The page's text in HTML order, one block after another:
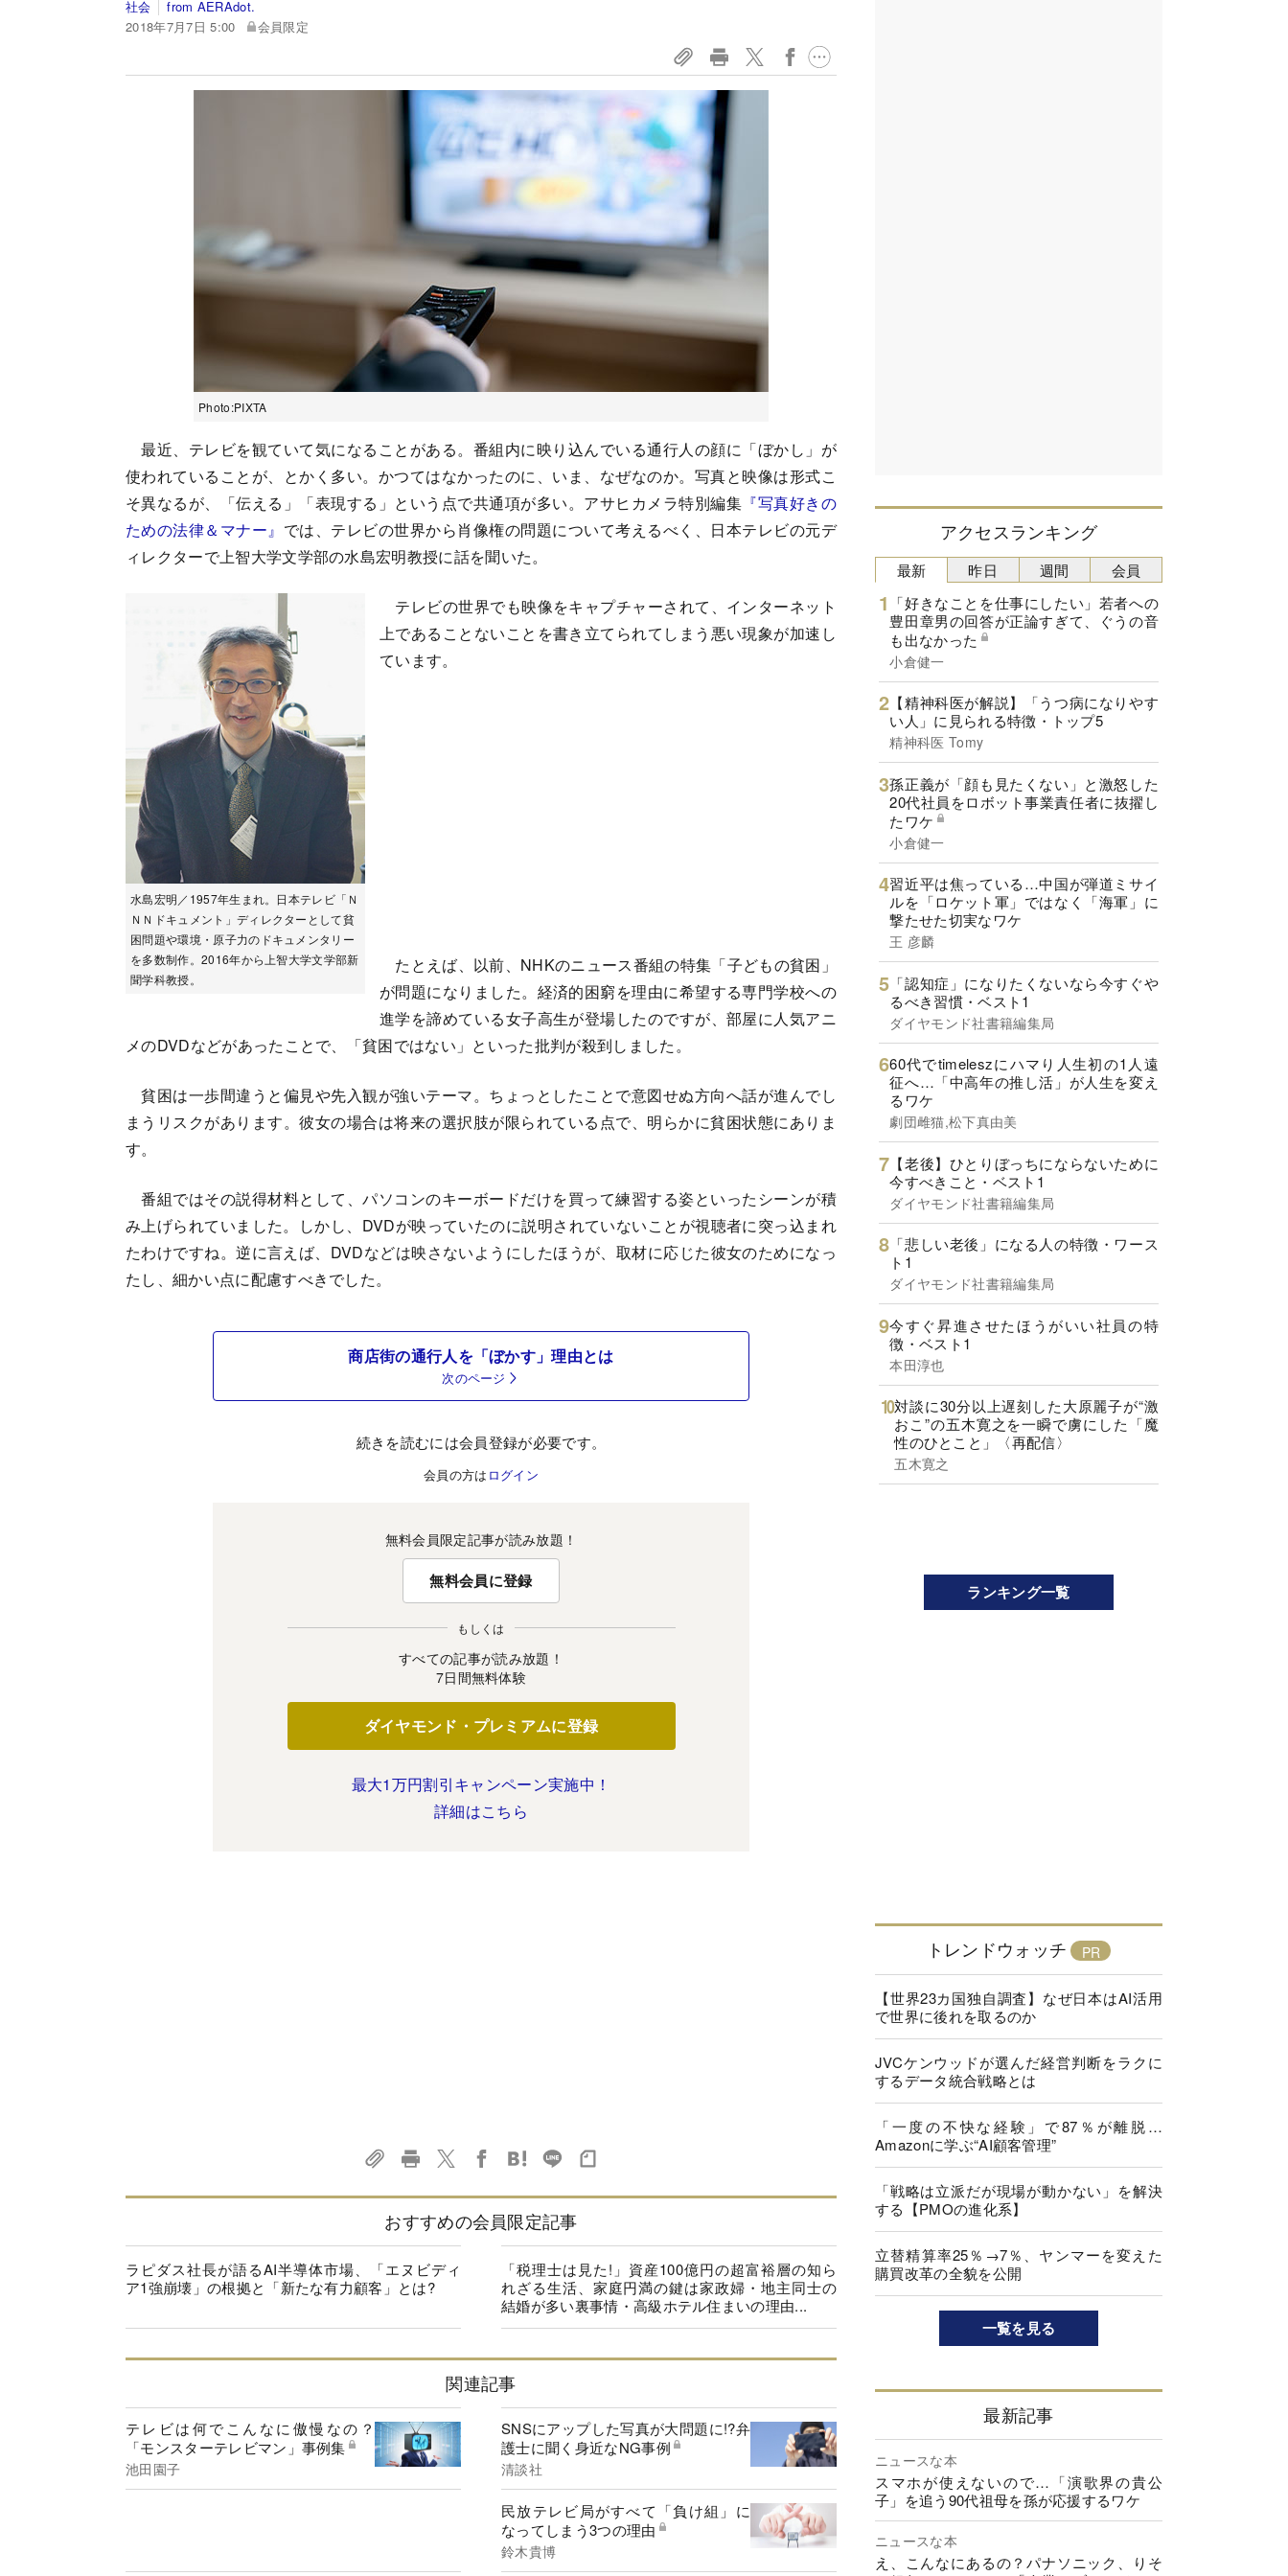
社会
from AERAdot.
2018年7月7日 5:00
会員限定
Photo:PIXTA
最近、テレビを観ていて気になることがある。番組内に映り込んでいる通行人の顔に「ぼかし」が
使われていることが、とかく多い。かつてはなかったのに、いま、なぜなのか。写真と映像は形式こ
そ異なるが、「伝える」「表現する」という点で共通項が多い。アサヒカメラ特別編集 『写真好きの
ための法律＆マナー』 では、テレビの世界から肖像権の問題について考えるべく、日本テレビの元デ
ィレクターで上智大学文学部の水島宏明教授に話を聞いた。
水島宏明／1957年生まれ。日本テレビ「Ｎ
ＮＮドキュメント」ディレクターとして貧
困問題や環境・原子力のドキュメンタリー
を多数制作。2016年から上智大学文学部新
聞学科教授。
テレビの世界でも映像をキャプチャーされて、インターネット
上であることないことを書き立てられてしまう悪い現象が加速し
ています。
たとえば、以前、NHKのニュース番組の特集「子どもの貧困」
が問題になりました。経済的困窮を理由に希望する専門学校への
進学を諦めている女子高生が登場したのですが、部屋に人気アニ
メのDVDなどがあったことで、「貧困ではない」といった批判が殺到しました。
貧困は一歩間違うと偏見や先入観が強いテーマ。ちょっとしたことで意図せぬ方向へ話が進んでし
まうリスクがあります。彼女の場合は将来の選択肢が限られている点で、明らかに貧困状態にありま
す。
番組ではその説得材料として、パソコンのキーボードだけを買って練習する姿といったシーンが積
み上げられていました。しかし、DVDが映っていたのに説明されていないことが視聴者に突っ込まれ
たわけですね。逆に言えば、DVDなどは映さないようにしたほうが、取材に応じた彼女のためになっ
たし、細かい点に配慮すべきでした。
商店街の通行人を「ぼかす」理由とは
次のページ
続きを読むには会員登録が必要です。
会員の方は ログイン
無料会員限定記事が読み放題！
無料会員に登録
もしくは
すべての記事が読み放題！
7日間無料体験
ダイヤモンド・プレミアムに登録
最大1万円割引キャンペーン実施中！
詳細はこちら
おすすめの会員限定記事
ラピダス社長が語るAI半導体市場、「エヌビディ
ア1強崩壊」の根拠と「新たな有力顧客」とは?
「税理士は見た!」資産100億円の超富裕層の知ら
れざる生活、家庭円満の鍵は家政婦・地主同士の
結婚が多い裏事情・高級ホテル住まいの理由...
関連記事
テレビは何でこんなに傲慢なの？
「モンスターテレビマン」事例集
池田園子
SNSにアップした写真が大問題に!?弁
護士に聞く身近なNG事例
清談社
民放テレビ局がすべて「負け組」に
なってしまう3つの理由
鈴木貴博
アクセスランキング
最新
「好きなことを仕事にしたい」若者への
豊田章男の回答が正論すぎて、ぐうの音
も出なかった
小倉健一
【精神科医が解説】「うつ病になりやす
い人」に見られる特徴・トップ5
精神科医 Tomy
孫正義が「顔も見たくない」と激怒した
20代社員をロボット事業責任者に抜擢し
たワケ
小倉健一
習近平は焦っている…中国が弾道ミサイ
ルを「ロケット軍」ではなく「海軍」に
撃たせた切実なワケ
王 彦麟
「認知症」になりたくないなら今すぐや
るべき習慣・ベスト1
ダイヤモンド社書籍編集局
60代でtimeleszにハマり人生初の1人遠
征へ…「中高年の推し活」が人生を変え
るワケ
劇団雌猫,松下真由美
【老後】ひとりぼっちにならないために
今すべきこと・ベスト1
ダイヤモンド社書籍編集局
「悲しい老後」になる人の特徴・ワース
ト1
ダイヤモンド社書籍編集局
今すぐ昇進させたほうがいい社員の特
徴・ベスト1
本田淳也
対談に30分以上遅刻した大原麗子が“激
おこ”の五木寛之を一瞬で虜にした「魔
性のひとこと」〈再配信〉
五木寛之
昨日 週間 会員
ランキング一覧
トレンドウォッチ
【世界23カ国独自調査】なぜ日本はAI活用
で世界に後れを取るのか
JVCケンウッドが選んだ経営判断をラクに
するデータ統合戦略とは
「一度の不快な経験」で87％が離脱…
Amazonに学ぶ“AI顧客管理”
「戦略は立派だが現場が動かない」を解決
する【PMOの進化系】
立替精算率25％→7％、ヤンマーを変えた
購買改革の全貌を公開
一覧を見る
最新記事
ニュースな本
スマホが使えないので…「演歌界の貴公
子」を追う90代祖母を孫が応援するワケ
ニュースな本
え、こんなにあるの？パナソニック、りそ